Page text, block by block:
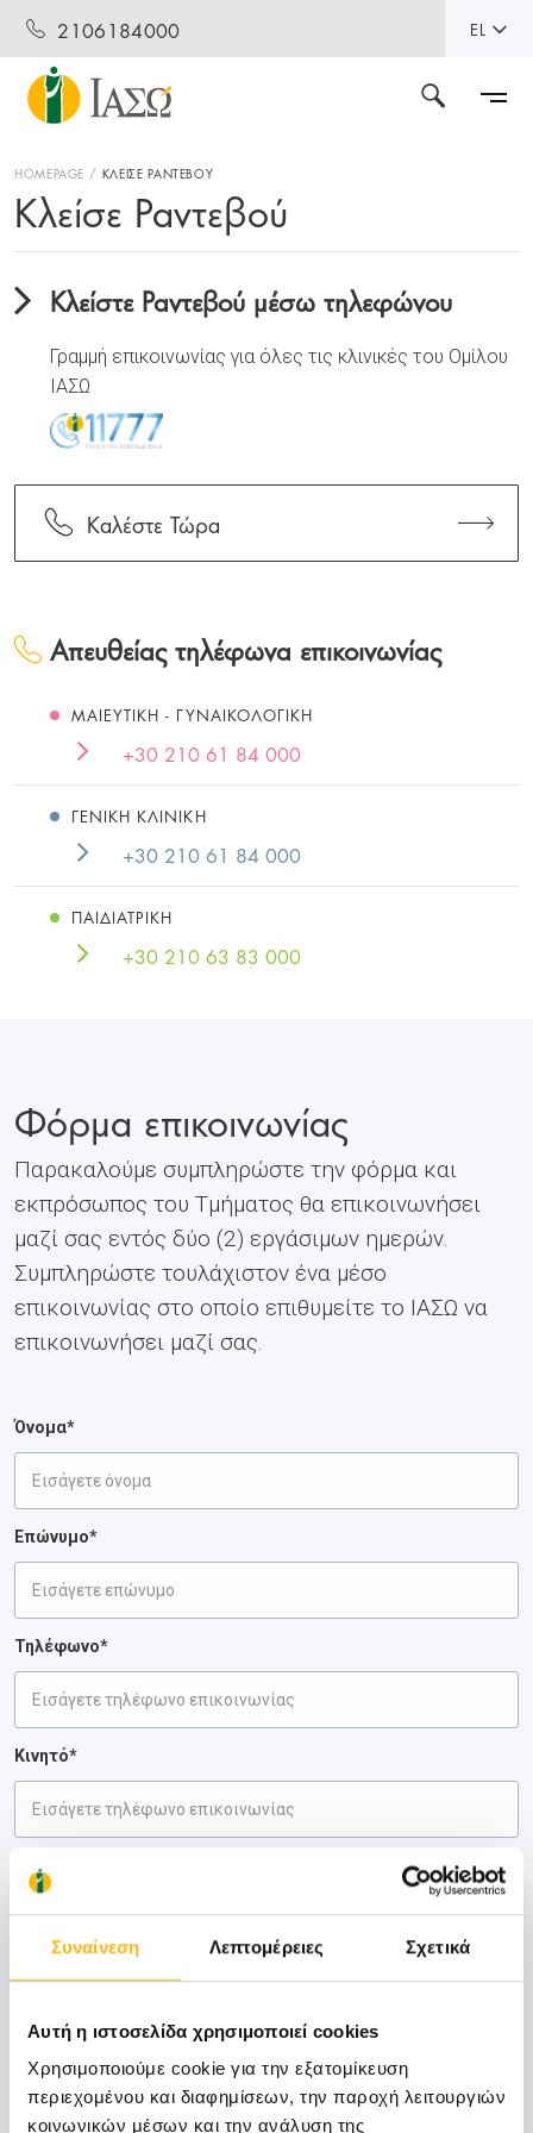
Συναίνεση Λεπτομέρειες Σχετικά
Αυτή η ιστοσελίδα χρησιμοποιεί cookies
Χρησιμοποιούμε cookie για την εξατομίκευση
περιεχομένου και διαφημίσεων, την παροχή λειτουργιών
κοινωνικών μέσων και την ανάλυση της
2106184000 EL
HOMEPAGE ΚΛΕΙΣΕ ΡΑΝΤΕΒΟΥ
Κλείσε Ραντεβού
Κλείστε Ραντεβού μέσω τηλεφώνου
Γραμμή επικοινωνίας για όλες τις κλινικές του Ομίλου
ΙΑΣΩ
Καλέστε Τώρα
Απευθείας τηλέφωνα επικοινωνίας
ΜΑΙEΥΤΙΚΗ - ΓΥΝΑΙΚΟΛΟΓΙΚΗ
+30 210 61 84 000
ΓΕΝΙΚΗ ΚΛΙΝΙΚΗ
+30 210 61 84 000
ΠΑΙΔΙΑΤΡΙΚΗ
+30 210 63 83 000
Φόρμα επικοινωνίας
Παρακαλούμε συμπληρώστε την φόρμα και
εκπρόσωπος του Τμήματος θα επικοινωνήσει
μαζί σας εντός δύο (2) εργάσιμων ημερών.
Συμπληρώστε τουλάχιστον ένα μέσο
επικοινωνίας στο οποίο επιθυμείτε το ΙΑΣΩ να
επικοινωνήσει μαζί σας.
Όνομα*
Επώνυμο*
Τηλέφωνο*
Κινητό*
Email*
δεδομένα υγείας